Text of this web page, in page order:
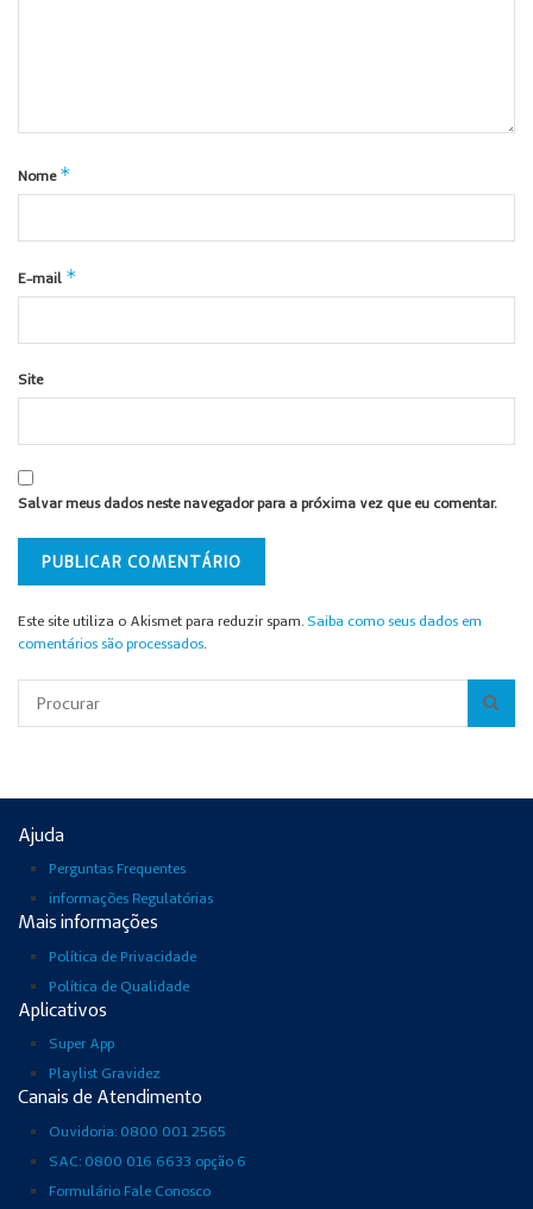
Nome *
E-mail *
Site
Salvar meus dados neste navegador para a próxima vez que eu comentar.
Este site utiliza o Akismet para reduzir spam. Saiba como seus dados em
comentários são processados
Ajuda
Perguntas Frequentes
informações Regulatórias
Mais informações
Política de Privacidade
Política de Qualidade
Aplicativos
Super App
Playlist Gravidez
Canais de Atendimento
Ouvidoria: 0800 001 2565
SAC: 0800 016 6633 opção 6
Formulário Fale Conosco